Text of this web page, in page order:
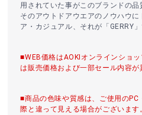
用されていた事がこのブランドの品
そのアウトドアウエアのノウハウ
ア・カジュアル、それが「GERRY」
■WEB価格はAOKIオンラインショ
は販売価格および一部セール内容が
■商品の色味や質感は、ご使用の
際と違って見える場合がございま